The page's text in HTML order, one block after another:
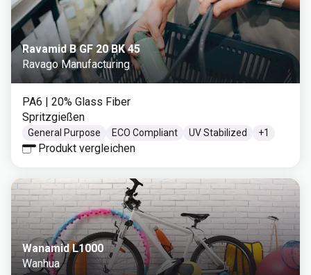
Ravamid B GF 20 BK 45
Ravago Manufacturing
PA6 | 20% Glass Fiber
Spritzgießen
General Purpose ECO Compliant UV Stabilized +1
Produkt vergleichen
Wanamid L1000
Wanhua